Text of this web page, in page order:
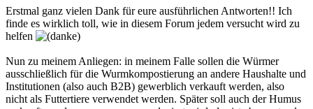
Erstmal ganz vielen Dank für eure ausführlichen Antworten!! Ich
finde es wirklich toll, wie in diesem Forum jedem versucht wird zu
helfen
Nun zu meinem Anliegen: in meinem Falle sollen die Würmer
ausschließlich für die Wurmkompostierung an andere Haushalte und
Institutionen (also auch B2B) gewerblich verkauft werden, also
nicht als Futtertiere verwendet werden. Später soll auch der Humus